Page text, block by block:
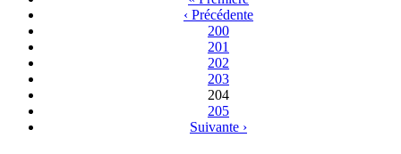
‹ Précédente
200
201
202
203
204
205
Suivante ›